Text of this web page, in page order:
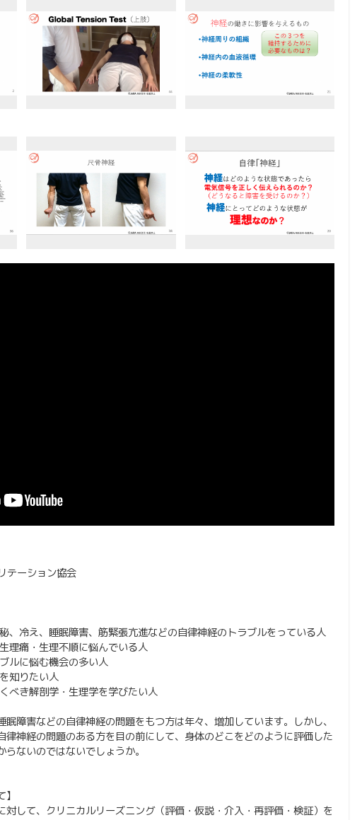
テーション協会
、冷え、睡眠障害、筋緊張亢進などの自律神経のトラブルをっている人
理痛・生理不順に悩んでいる人
ルに悩む機会の多い人
知りたい人
べき解剖学・生理学を学びたい人
障害などの自律神経の問題をもつ方は年々、増加しています。しかし、
律神経の問題のある方を目の前にして、身体のどこをどのように評価した
ないのではないでしょうか。
対して、クリニカルリーズニング（評価・仮説・介入・再評価・検証）を